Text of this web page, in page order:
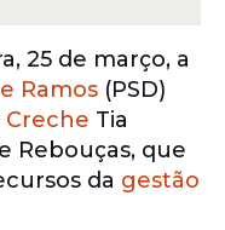
25 de março, a
Ramos (PSD)
Creche Tia
Rebouças, que
da gestão